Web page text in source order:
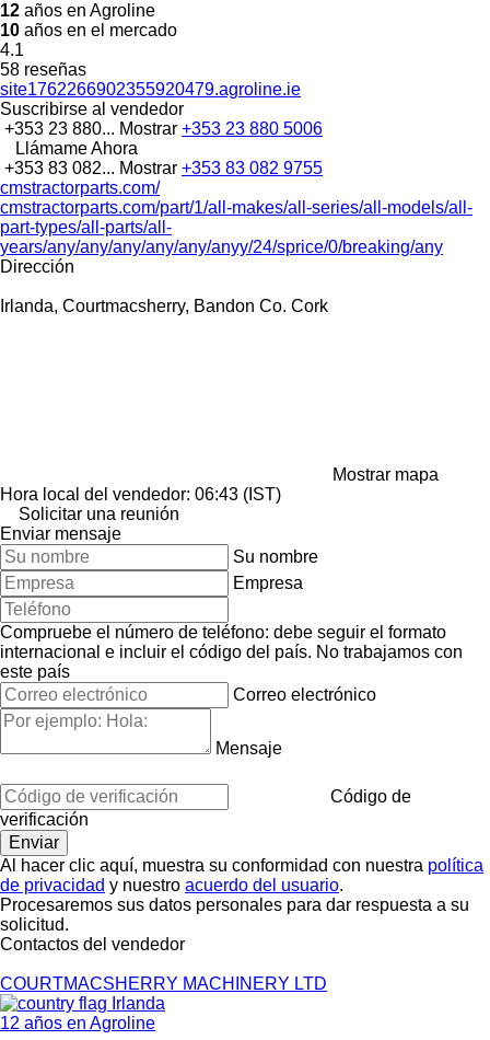
12 años en Agroline
10 años en el mercado
4.1
58 reseñas
site1762266902355920479.agroline.ie
Suscribirse al vendedor
+353 23 880... Mostrar +353 23 880 5006
Llámame Ahora
+353 83 082... Mostrar +353 83 082 9755
cmstractorparts.com/
cmstractorparts.com/part/1/all-makes/all-series/all-models/all-
part-types/all-parts/all-
years/any/any/any/any/any/anyy/24/sprice/0/breaking/any
Dirección
Irlanda, Courtmacsherry, Bandon Co. Cork
Mostrar mapa
Hora local del vendedor: 06:43 (IST)
Solicitar una reunión
Enviar mensaje
Su nombre
Empresa
Compruebe el número de teléfono: debe seguir el formato
internacional e incluir el código del país. No trabajamos con
este país
Correo electrónico
Mensaje
Código de
verificación
Al hacer clic aquí, muestra su conformidad con nuestra política
de privacidad y nuestro acuerdo del usuario.
Procesaremos sus datos personales para dar respuesta a su
solicitud.
Contactos del vendedor
COURTMACSHERRY MACHINERY LTD
Irlanda
12 años en Agroline